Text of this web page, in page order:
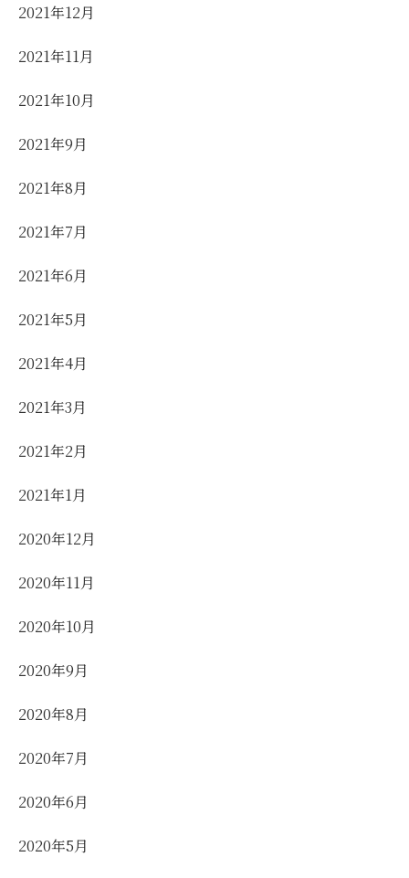
2021年12月
2021年11月
2021年10月
2021年9月
2021年8月
2021年7月
2021年6月
2021年5月
2021年4月
2021年3月
2021年2月
2021年1月
2020年12月
2020年11月
2020年10月
2020年9月
2020年8月
2020年7月
2020年6月
2020年5月